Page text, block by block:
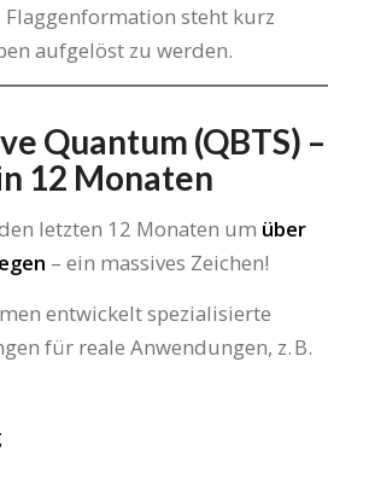
Flaggenformation steht kurz
aufgelöst zu werden.
Quantum (QBTS) –
12 Monaten
letzten 12 Monaten um über
– ein massives Zeichen!
entwickelt spezialisierte
für reale Anwendungen, z. B.